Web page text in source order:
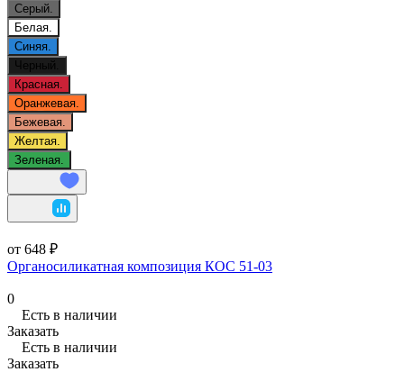
Серый.
Белая.
Синяя.
Черный.
Красная.
Оранжевая.
Бежевая.
Желтая.
Зеленая.
от 648 ₽
Органосиликатная композиция КОС 51-03
0
Есть в наличии
Заказать
Есть в наличии
Заказать